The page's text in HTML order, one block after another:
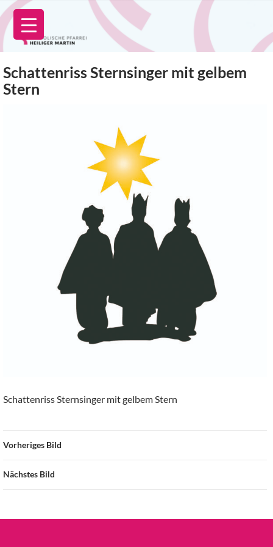
Zum
Inhalt
springen
Schattenriss Sternsinger mit gelbem
Stern
Schattenriss Sternsinger mit gelbem Stern
Vorheriges Bild
Nächstes Bild